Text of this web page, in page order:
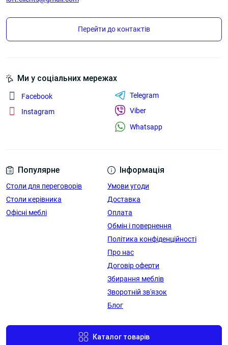
Перейти до контактів
Популярне
Столи для переговорів
Столи керівника
Офісні меблі
Інформація
Умови угоди
Доставка
Оплата
Обмін і повернення
Політика конфіденційності
Про нас
Договір оферти
Збирання меблів
Зворотній зв'язок
Блог
Каталог товарів
Ми у соціальних мережах
Facebook
Instagram
Telegram
Viber
Whatsapp